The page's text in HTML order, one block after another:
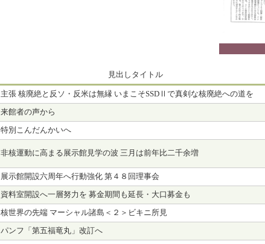
見出しタイトル
主張 核廃絶と反ソ・反米は無縁 いまこそSSDⅡで真剣な核廃絶への道を
来館者の声から
特別こんだんかいへ
非核運動に高まる展示館見学の波 三月は前年比二千余増
展示館開設六周年へ行動強化 第４８回理事会
資料室開設へ一層努力を 募金期間も延長・大口募金も
核世界の先端 マーシャル諸島＜２＞ビキニ所見
パンフ「第五福竜丸」改訂へ